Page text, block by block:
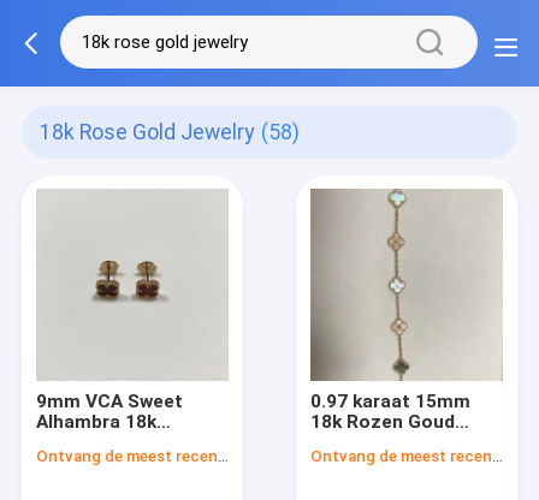
18k Rose Gold Jewelry (58)
9mm VCA Sweet
Alhambra 18k
18k Rozen goud
Ontvang de meest recente Prijs
0.97 karaat 15mm
18k Rozen Goud
Alhambra Armband 5Ontvang de meest recente Prijs